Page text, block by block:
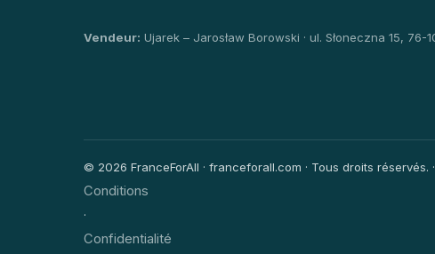
Vendeur: Ujarek – Jarosław Borowski · ul. Słoneczna 15, 76-
© 2026 FranceForAll · franceforall.com · Tous droits réservés. ·
Conditions
·
Confidentialité